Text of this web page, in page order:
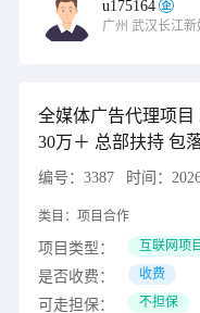
u175164
广州 武汉长江新
全媒体广告代理项目
30万＋ 总部扶持 包
编号： 3387 时间：
类目： 项目合作
项目类型： 互联网项目
是否收费： 收费
可走担保： 不担保